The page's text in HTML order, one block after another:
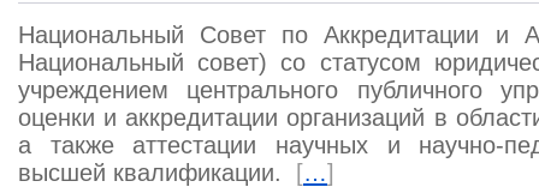
Национальный Совет по Аккредитации и
Национальный совет) со статусом
учреждением центрального публичного
оценки и аккредитации организаций в
а также аттестации научных и научно-
высшей квалификации.
[…]